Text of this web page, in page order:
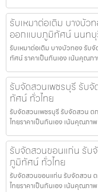
รับเหมาต่อเติม บางบั
ออกแบบภูมิทัศน์ นนท
รับเหมาต่อเติม บางบัวทอง รั
ทัศน์ ราคาเป็นกันเอง เน้นคุณภ
รับจัดสวนเพชรบุรี รับ
ทัศน์ ทั่วไทย
รับจัดสวนเพชรบุรี รับจัดสวน
ไทยราคาเป็นกันเอง เน้นคุณภา
รับจัดสวนขอนแก่น รับ
ภูมิทัศน์ ทั่วไทย
รับจัดสวนขอนแก่น รับจัดสวน
ไทยราคาเป็นกันเอง เน้นคุณภ